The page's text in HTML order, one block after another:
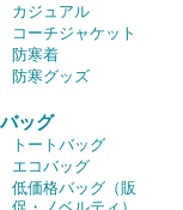
カジュアル
コーチジャケット
防寒着
防寒グッズ
バッグ
トートバッグ
エコバッグ
低価格バッグ（販